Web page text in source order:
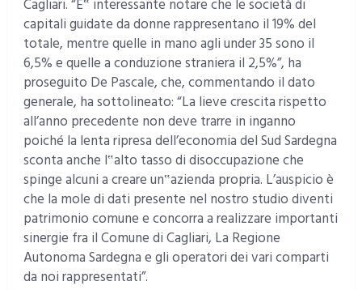
Cagliari. “E‟ interessante notare che le società di
capitali guidate da donne rappresentano il 19% del
totale, mentre quelle in mano agli under 35 sono il
6,5% e quelle a conduzione straniera il 2,5%”, ha
proseguito De Pascale, che, commentando il dato
generale, ha sottolineato: “La lieve crescita rispetto
all’anno precedente non deve trarre in inganno
poiché la lenta ripresa dell’economia del Sud Sardegna
sconta anche l‟alto tasso di disoccupazione che
spinge alcuni a creare un‟azienda propria. L’auspicio è
che la mole di dati presente nel nostro studio diventi
patrimonio comune e concorra a realizzare importanti
sinergie fra il Comune di Cagliari, La Regione
Autonoma Sardegna e gli operatori dei vari comparti
da noi rappresentati”.